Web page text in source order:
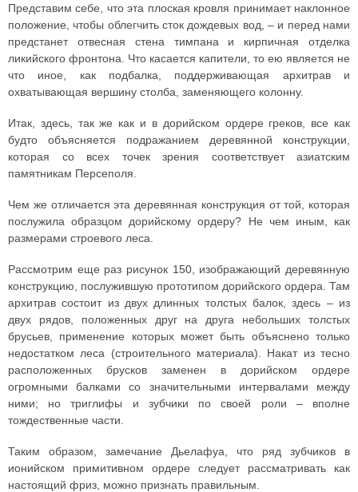
Представим себе, что эта плоская кровля принимает наклонное
положение, чтобы облегчить сток дождевых вод, – и перед нами
предстанет отвесная стена тимпана и кирпичная отделка
ликийского фронтона. Что касается капители, то ею является не
что иное, как подбалка, поддерживающая архитрав и
охватывающая вершину столба, заменяющего колонну.
Итак, здесь, так же как и в дорийском ордере греков, все как
будто объясняется подражанием деревянной конструкции,
которая со всех точек зрения соответствует азиатским
памятникам Персеполя.
Чем же отличается эта деревянная конструкция от той, которая
послужила образцом дорийскому ордеру? Не чем иным, как
размерами строевого леса.
Рассмотрим еще раз рисунок 150, изображающий деревянную
конструкцию, послужившую прототипом дорийского ордера. Там
архитрав состоит из двух длинных толстых балок, здесь – из
двух рядов, положенных друг на друга небольших толстых
брусьев, применение которых может быть объяснено только
недостатком леса (строительного материала). Накат из тесно
расположенных брусков заменен в дорийском ордере
огромными балками со значительными интервалами между
ними; но триглифы и зубчики по своей роли – вполне
тождественные части.
Таким образом, замечание Дьелафуа, что ряд зубчиков в
ионийском примитивном ордере следует рассматривать как
настоящий фриз, можно признать правильным.